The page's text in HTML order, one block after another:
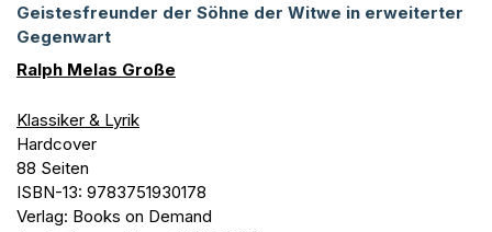
Geistesfreunder der Söhne der Witwe in erweiterter
Gegenwart
Ralph Melas Große
Klassiker & Lyrik
Hardcover
88 Seiten
ISBN-13: 9783751930178
Verlag: Books on Demand